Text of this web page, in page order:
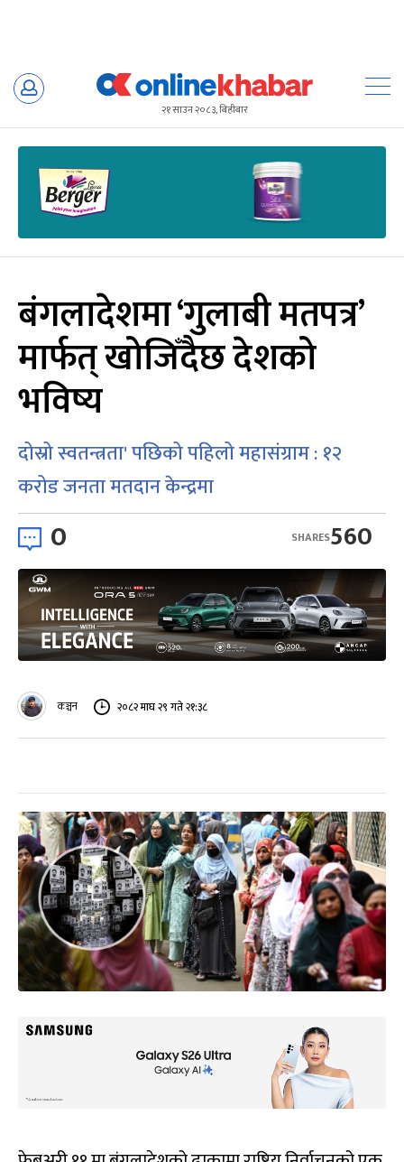
Skip
२१ साउन २०८३, बिहीबार
बंगलादेशमा ‘गुलाबी मतपत्र’
मार्फत् खोजिँदैछ देशको
भविष्य
दोस्रो स्वतन्त्रता' पछिको पहिलो महासंग्राम : १२
करोड जनता मतदान केन्द्रमा
0 560
SHARES
कञ्चन २०८२ माघ २९ गते २१:३८